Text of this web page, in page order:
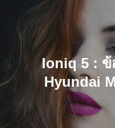
Ioniq 5 : ข้
Hyundai